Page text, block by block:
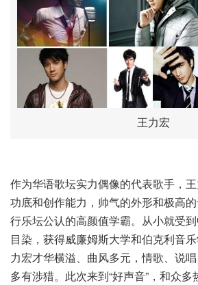
王力宏
作为华语歌坛实力偶像的代表歌手，
功底和创作能力，帅气的外形和极高
行乐坛公认的高颜值学霸。从小就受
目染，获得威廉姆斯大学和伯克利音
力宏才华横溢、曲风多元，情歌、说
多有涉猎。此次来到“好声音”，和众多